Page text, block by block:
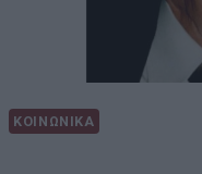
ΚΟΙΝΩΝΙΚΑ